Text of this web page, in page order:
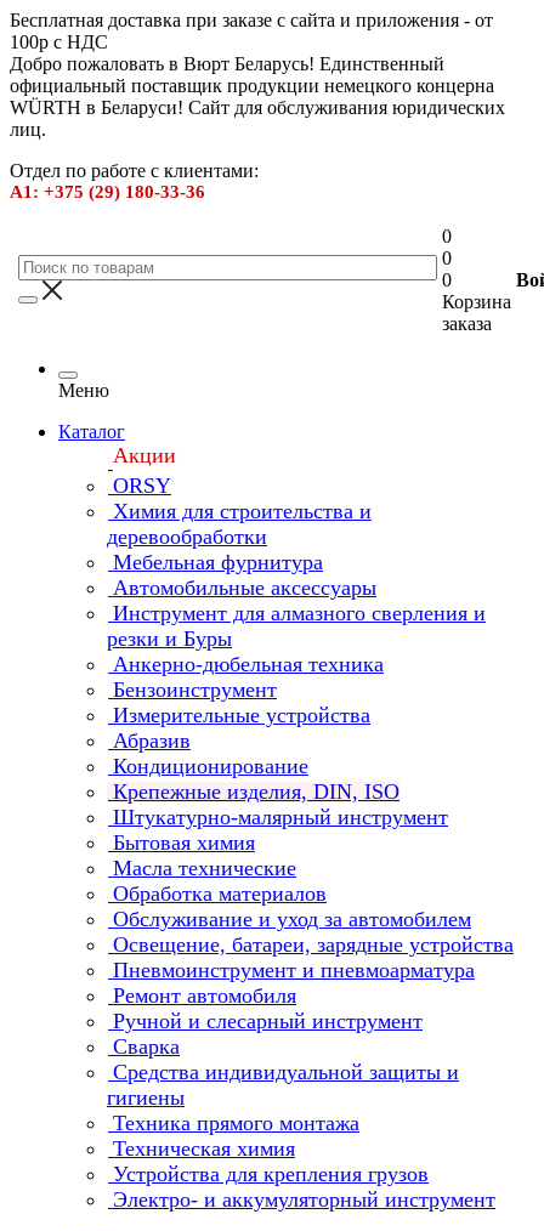
Бесплатная доставка при заказе с сайта и приложения - от
100р с НДС
Добро пожаловать в Вюрт Беларусь! Единственный
официальный поставщик продукции немецкого концерна
WÜRTH в Беларуси! Сайт для обслуживания юридических
лиц.
Отдел по работе с клиентами:
А1: +375 (29) 180-33-36
0
0
0
Корзина
заказа
Меню
Каталог
Акции
ORSY
Химия для строительства и
деревообработки
Мебельная фурнитура
Автомобильные аксессуары
Инструмент для алмазного сверления и
резки и Буры
Анкерно-дюбельная техника
Бензоинструмент
Измерительные устройства
Абразив
Кондиционирование
Крепежные изделия, DIN, ISO
Штукатурно-малярный инструмент
Бытовая химия
Масла технические
Обработка материалов
Обслуживание и уход за автомобилем
Освещение, батареи, зарядные устройства
Пневмоинструмент и пневмоарматура
Ремонт автомобиля
Ручной и слесарный инструмент
Сварка
Средства индивидуальной защиты и
гигиены
Техника прямого монтажа
Техническая химия
Устройства для крепления грузов
Электро- и аккумуляторный инструмент